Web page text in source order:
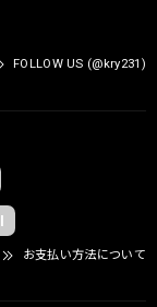
FOLLOW US (@kry231)
お支払い方法について